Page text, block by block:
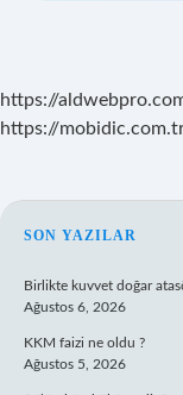
https://
https://
SON YAZILAR
Birlikte kuvvet doğar
Ağustos 6, 2026
KKM faizi ne oldu ?
Ağustos 5, 2026